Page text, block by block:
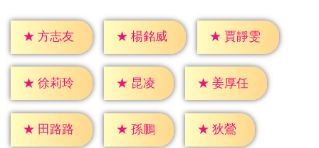
★ 方志友 ★ 楊銘威 ★ 賈靜雯
★ 徐莉玲 ★ 昆凌 ★ 姜厚任
★ 田路路 ★ 孫鵬 ★ 狄鶯